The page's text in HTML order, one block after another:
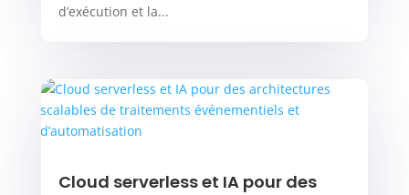
d’exécution et la...
Cloud serverless et IA pour des